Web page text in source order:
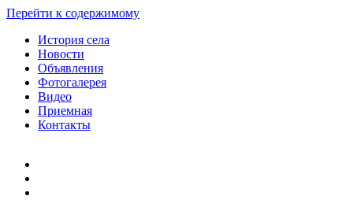
Перейти к содержимому
История села
Новости
Объявления
Фотогалерея
Видео
Приемная
Контакты